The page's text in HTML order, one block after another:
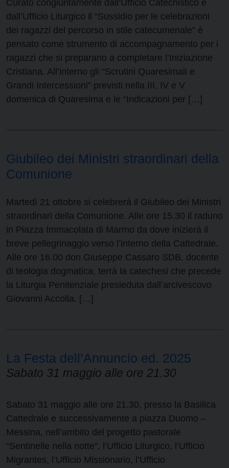
Curato congiuntamente dall’Ufficio Catechistico e
dall’Ufficio Liturgico il “Sussidio per le celebrazioni
dei ragazzi del percorso in stile catecumenale” è
pensato come strumento di accompagnamento per i
ragazzi che si preparano a completare l’Iniziazione
Cristiana. All’interno gli “Scrutini Quaresimali e
Grandi Intercessioni” previsti nella III, IV e V
domenica di Quaresima e le “Indicazioni per […]
Giubileo dei Ministri straordinari della
Comunione
Martedì 21 ottobre si celebrerà il Giubileo dei Ministri
straordinari della Comunione. Alle ore 15.30 il raduno
in Piazza Immacolata di Marmo da dove inizierà il
breve pellegrinaggio verso l’interno della Cattedrale.
Alle ore 16.00 don Giuseppe Cassaro SDB, docente
di teologia dogmatica, terrà la catechesi che precede
la Liturgia Penitenziale presieduta dall’arcivescovo
Giovanni Accolla. […]
La Festa dell’Annuncio ed. 2025
Sabato 31 maggio alle ore 21.30
Sabato 31 maggio alle ore 21.30, presso la Basilica
Cattedrale e successivamente a piazza Duomo –
Messina, nell’ambito del progetto pastorale
“Sentinelle nella notte”, l’Ufficio Liturgico, l’Ufficio
Migrantes, l’Ufficio Missionario, l’Ufficio